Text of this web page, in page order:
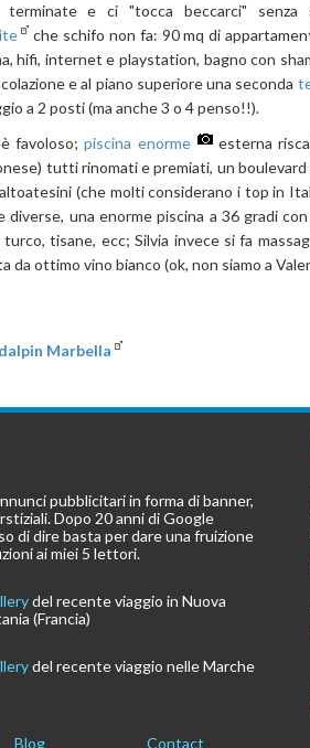
e ci "tocca beccarci" senza
che schifo non fa: 90 mq di
hifi, internet e playstation, bagno con
e al piano superiore una seconda
a 2 posti (ma anche 3 o 4 penso!!).
è favoloso;piscina enorme
esterna
tutti rinomati e premiati, un
(che molti considerano i top in
diverse, una enorme piscina a 36 gradi
tisane, ecc; Silvia invece si fa
da ottimo vino bianco (ok, non siamo a
Marbella
pubblicitari in forma di banner,
Dopo 20 anni di Google
di dire basta per dare una fruizione
ai miei 5 lettori.
del recente viaggio in Nuova
(Francia)
del recente viaggio nelle Marche
Blog Contact